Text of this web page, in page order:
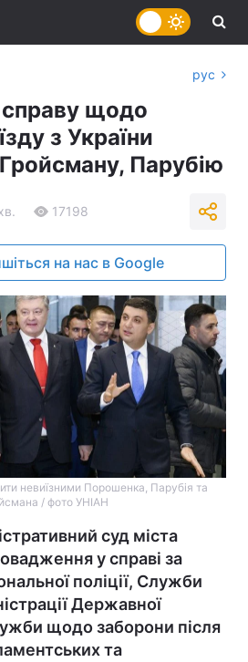
рус
справу щодо
з України
Парубію
17198
на нас в Google
невиїзними Порошенка, Парубія та
/ фото УНІАН
суд міста
у справі за
поліції, Служби
Державної
щодо заборони після
та